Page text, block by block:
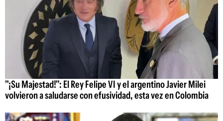
"¡Su Majestad!": El Rey Felipe VI y el argentino Javier Milei
volvieron a saludarse con efusividad, esta vez en Colombia